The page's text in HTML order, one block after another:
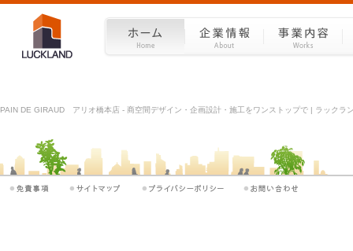
PAIN DE GIRAUD アリオ橋本店 - 商空間デザイン・企画設計・施工をワンストップで | ラックラ